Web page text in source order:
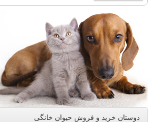
دوستان خرید و فروش حیوان خانگی